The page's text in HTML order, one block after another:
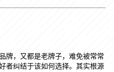
牌，又都是老牌子，难免被常常
者纠结于该如何选择。其实根源